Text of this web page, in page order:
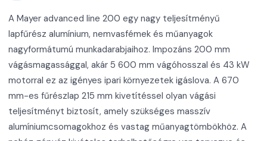
A Mayer advanced line 200 egy nagy teljesítményű
lapfűrész alumínium, nemvasfémek és műanyagok
nagyformátumú munkadarabjaihoz. Impozáns 200 mm
vágásmagassággal, akár 5 600 mm vágóhosszal és 43 kW
motorral ez az igényes ipari környezetek igáslova. A 670
mm-es fűrészlap 215 mm kivetítéssel olyan vágási
teljesítményt biztosít, amely szükséges masszív
alumíniumcsomagokhoz és vastag műanyagtömbökhöz. A